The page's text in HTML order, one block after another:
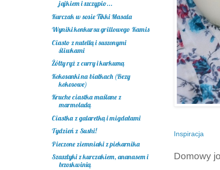
Inspiracja
Domowy
jajkiem i szczypio...
Kurczak w sosie Tikki Masala
Wyniki konkursu grillowego Kamis
Ciasto z nutellą i suszonymi
śliwkami
Żółty ryż z curry i kurkumą
Kokosanki na białkach (Bezy
kokosowe)
Kruche ciastka maślane z
marmoladą
Ciastka z galaretką i migdałami
Tydzień z Sushi!
Pieczone ziemniaki z piekarnika
Szaszłyki z kurczakiem, ananasem i
brzoskwinią